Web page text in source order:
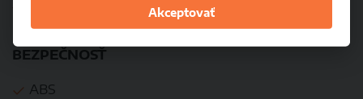
Výbava vozidla
BEZPEČNOSŤ
ABS
Akceptovať